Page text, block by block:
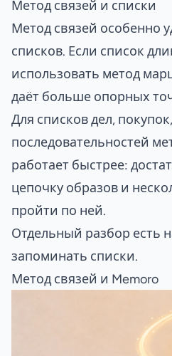
Метод связей и списки
Метод связей особенно
списков. Если список
использовать метод
даёт больше опорных
Для списков дел,
последовательностей
работает быстрее:
цепочку образов и
пройти по ней.
Отдельный разбор есть
запоминать списки
Метод связей и Memoro